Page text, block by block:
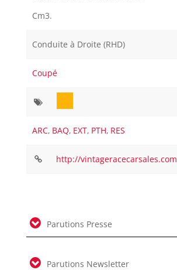
Cm3.
Conduite à Droite (RHD)
Coupé
ARC, BAQ, EXT, PTH, RES
http://vintageracecarsales.com
Parutions Presse
Parutions Newsletter